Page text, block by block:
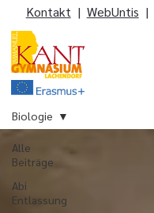
Kontakt | WebUntis |
Alle
Beiträge
Abi
Entlassung
Biologie